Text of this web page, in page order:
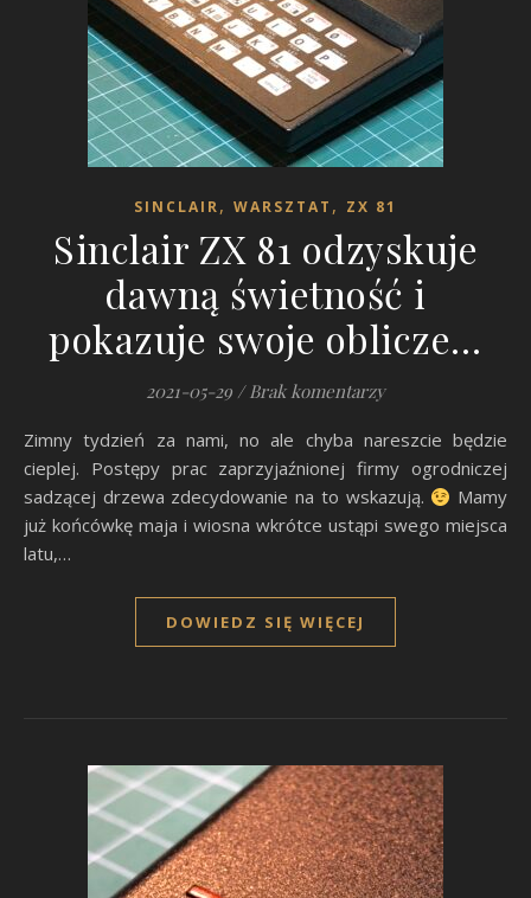
SINCLAIR, WARSZTAT , ZX 81
Sinclair ZX 81 odzyskuje
dawną świetność i
pokazuje swoje oblicze…
2021-05-29 / Brak komentarzy
Zimny tydzień za nami, no ale chyba nareszcie będzie
cieplej. Postępy prac zaprzyjaźnionej firmy ogrodniczej
sadzącej drzewa zdecydowanie na to wskazują.
Mamy
już końcówkę maja i wiosna wkrótce ustąpi swego miejsca
latu,…
DOWIEDZ SIĘ WIĘCEJ